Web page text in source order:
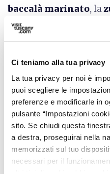
Ci teniamo alla tua privacy
La tua privacy per noi è
puoi scegliere le
preferenze e modificarle in
pulsante “Impostazioni
sito. Se chiudi questa
a destra, proseguirai nella
memorizzati sul tuo
necessari per il
baccalà marinato, la
muscoli ripieni
Pietrasanta e